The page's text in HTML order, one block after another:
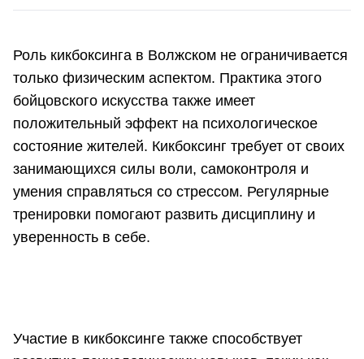
Роль кикбоксинга в Волжском не ограничивается
только физическим аспектом. Практика этого
бойцовского искусства также имеет
положительный эффект на психологическое
состояние жителей. Кикбоксинг требует от своих
занимающихся силы воли, самоконтроля и
умения справляться со стрессом. Регулярные
тренировки помогают развить дисциплину и
уверенность в себе.
Участие в кикбоксинге также способствует